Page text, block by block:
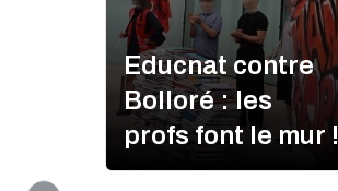
Educnat contre
Bolloré : les
profs font le mur !